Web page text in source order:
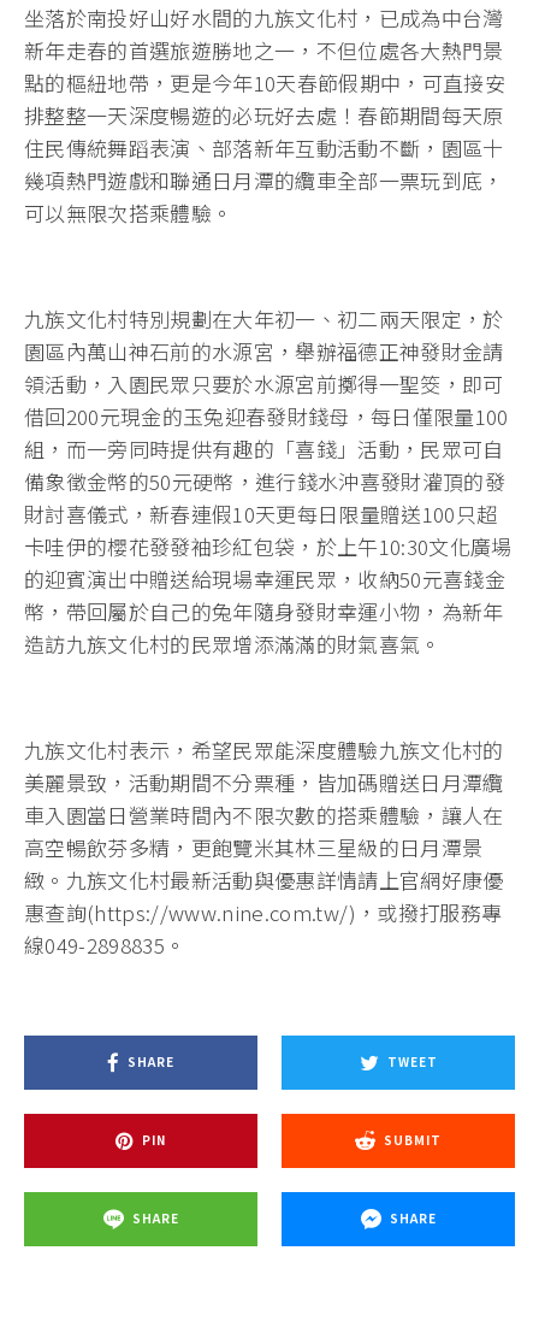
坐落於南投好山好水間的九族文化村，已成為中台灣
新年走春的首選旅遊勝地之一，不但位處各大熱門景
點的樞紐地帶，更是今年10天春節假期中，可直接安
排整整一天深度暢遊的必玩好去處！春節期間每天原
住民傳統舞蹈表演、部落新年互動活動不斷，園區十
幾項熱門遊戲和聯通日月潭的纜車全部一票玩到底，
可以無限次搭乘體驗。
九族文化村特別規劃在大年初一、初二兩天限定，於
園區內萬山神石前的水源宮，舉辦福德正神發財金請
領活動，入園民眾只要於水源宮前擲得一聖筊，即可
借回200元現金的玉兔迎春發財錢母，每日僅限量100
組，而一旁同時提供有趣的「喜錢」活動，民眾可自
備象徵金幣的50元硬幣，進行錢水沖喜發財灌頂的發
財討喜儀式，新春連假10天更每日限量贈送100只超
卡哇伊的櫻花發發袖珍紅包袋，於上午10:30文化廣場
的迎賓演出中贈送給現場幸運民眾，收納50元喜錢金
幣，帶回屬於自己的兔年隨身發財幸運小物，為新年
造訪九族文化村的民眾增添滿滿的財氣喜氣。
九族文化村表示，希望民眾能深度體驗九族文化村的
美麗景致，活動期間不分票種，皆加碼贈送日月潭纜
車入園當日營業時間內不限次數的搭乘體驗，讓人在
高空暢飲芬多精，更飽覽米其林三星級的日月潭景
緻。九族文化村最新活動與優惠詳情請上官網好康優
惠查詢(https://www.nine.com.tw/)，或撥打服務專
線049-2898835。
SHARE TWEET
PIN SUBMIT
SHARE SHARE